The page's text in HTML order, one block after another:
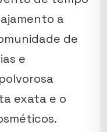
a
de
e
exata e o